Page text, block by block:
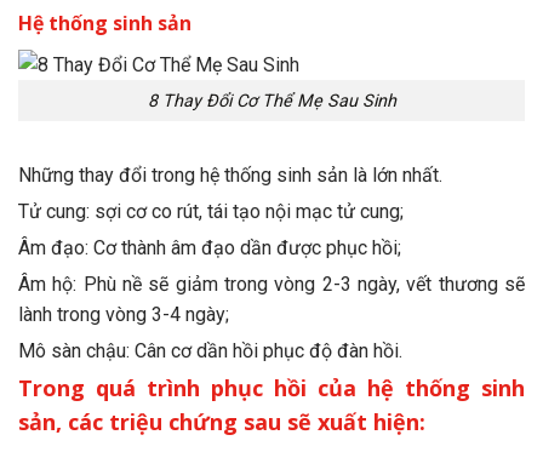
Hệ thống sinh sản
8 Thay Đổi Cơ Thể Mẹ Sau Sinh
Những thay đổi trong hệ thống sinh sản là lớn nhất.
Tử cung: sợi cơ co rút, tái tạo nội mạc tử cung;
Âm đạo: Cơ thành âm đạo dần được phục hồi;
Âm hộ: Phù nề sẽ giảm trong vòng 2-3 ngày, vết thương sẽ
lành trong vòng 3-4 ngày;
Mô sàn chậu: Cân cơ dần hồi phục độ đàn hồi.
Trong quá trình phục hồi của hệ thống sinh
sản, các triệu chứng sau sẽ xuất hiện: